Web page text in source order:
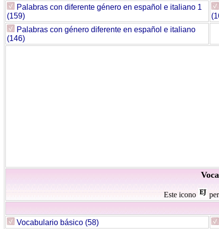
Palabras con diferente género en español e italiano 1
(159)
Palabras con género diferente en español e italiano
(146)
Este icono
Vocabulario básico (58)